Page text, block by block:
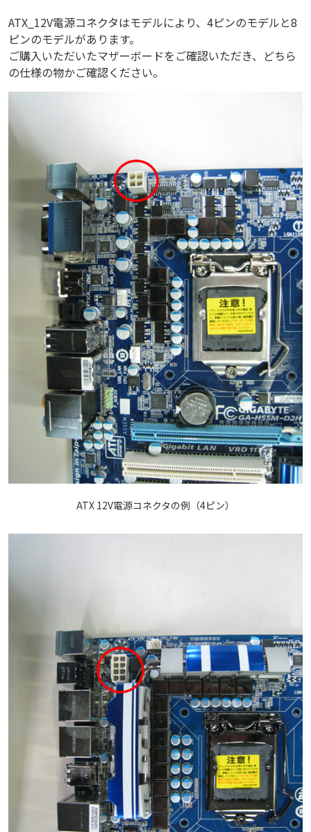
ATX_12V電源コネクタはモデルにより、4ピンのモデルと8
ピンのモデルがあります。
ご購入いただいたマザーボードをご確認いただき、どちら
の仕様の物かご確認ください。
ATX 12V電源コネクタの例（4ピン）